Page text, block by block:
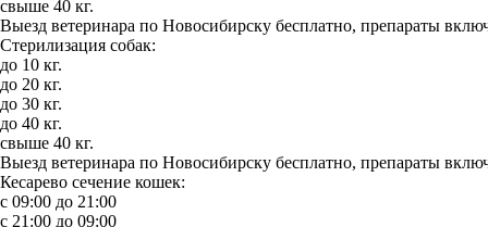
свыше 40 кг.
Выезд ветеринара по Новосибирску бесплатно, препараты
Стерилизация собак:
до 10 кг.
до 20 кг.
до 30 кг.
до 40 кг.
свыше 40 кг.
Выезд ветеринара по Новосибирску бесплатно, препараты
Кесарево сечение кошек:
с 09:00 до 21:00
с 21:00 до 09:00